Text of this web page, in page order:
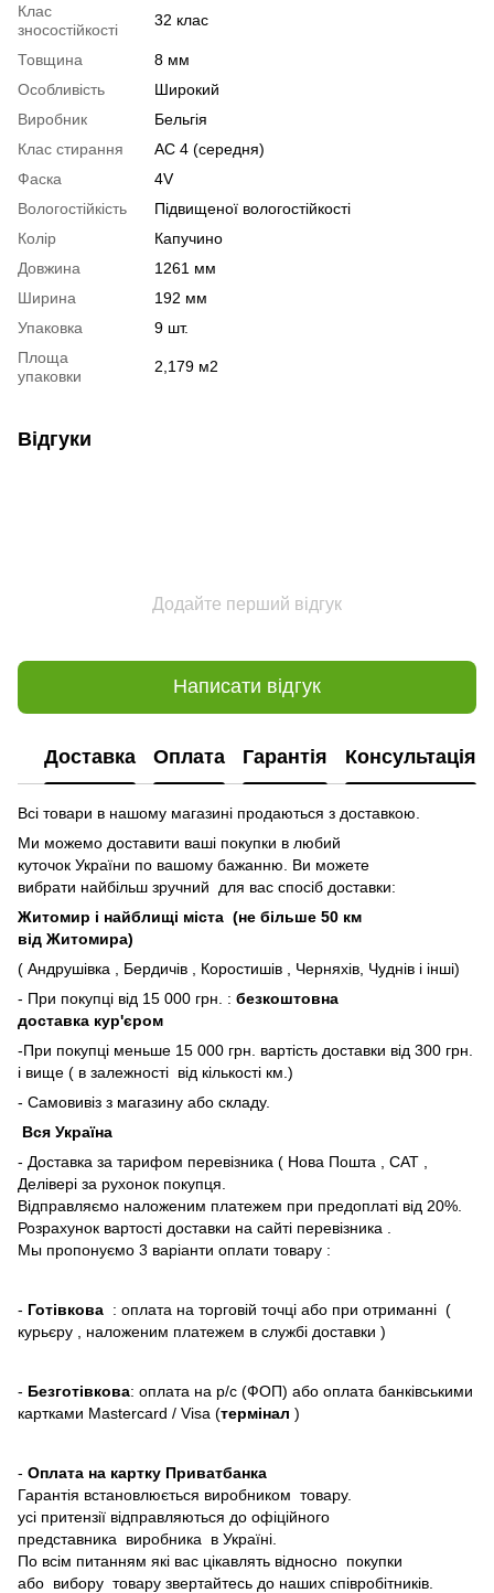
Клас
зносостійкості
32 клас
Товщина
8 мм
Особливість
Широкий
Виробник
Бельгія
Клас стирання
АС 4 (середня)
Фаска
4V
Вологостійкість
Підвищеної вологостійкості
Колір
Капучино
Довжина
1261 мм
Ширина
192 мм
Упаковка
9 шт.
Площа
упаковки
2,179 м2
Відгуки
Додайте перший відгук
Написати відгук
Доставка Оплата Гарантія Консультація
Всі товари в нашому магазині продаються з доставкою.
Ми можемо доставити ваші покупки в любий
куточок України по вашому бажанню. Ви можете
вибрати найбільш зручний для вас спосіб доставки:
Житомир і найблищі міста (не більше 50 км
від Житомира)
( Андрушівка , Бердичів , Коростишів , Черняхів, Чуднів і інші)
- При покупці від 15 000 грн. : безкоштовна
доставка кур'єром
-При покупці меньше 15 000 грн. вартість доставки від 300 грн.
і вище ( в залежності від кількості км.)
- Самовивіз з магазину або складу.
Вся Україна
- Доставка за тарифом перевізника ( Нова Пошта , САТ ,
Делівері за рухонок покупця.
Відправляємо наложеним платежем при предоплаті від 20%.
Розрахунок вартості доставки на сайті перевізника .
Мы пропонуємо 3 варіанти оплати товару :
- Готівкова : оплата на торговій точці або при отриманні (
курьєру , наложеним платежем в службі доставки )
- Безготівкова: оплата на р/с (ФОП) або оплата банківськими
картками Mastercard / Visa (термінал )
- Оплата на картку Приватбанка
Гарантія встановлюється виробником товару.
усі притензії відправляються до офіційного
представника виробника в Україні.
По всім питанням які вас цікавлять відносно покупки
або вибору товару звертайтесь до наших співробітників.